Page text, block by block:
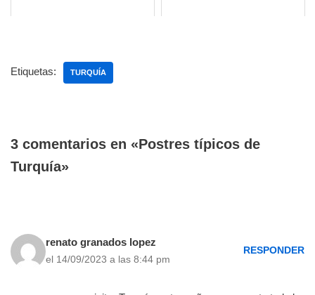
Etiquetas: TURQUÍA
3 comentarios en «Postres típicos de
Turquía»
renato granados lopez
el 14/09/2023 a las 8:44 pm
RESPONDER